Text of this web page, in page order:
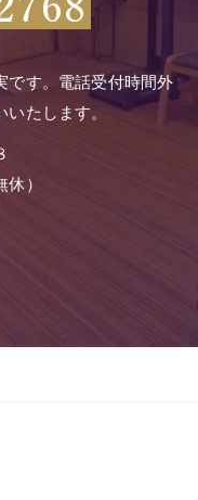
です。電話受付時間外
たします。
）